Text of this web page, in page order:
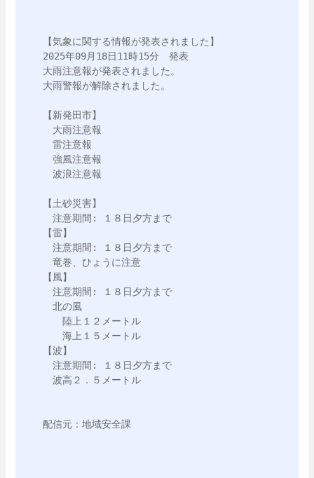
【気象に関する情報が発表されました】
2025年09月18日11時15分　発表
大雨注意報が発表されました。
大雨警報が解除されました。
【新発田市】
大雨注意報
雷注意報
強風注意報
波浪注意報
【土砂災害】
注意期間: １８日夕方まで
【雷】
注意期間: １８日夕方まで
竜巻、ひょうに注意
【風】
注意期間: １８日夕方まで
北の風
陸上１２メートル
海上１５メートル
【波】
注意期間: １８日夕方まで
波高２．５メートル
配信元：地域安全課